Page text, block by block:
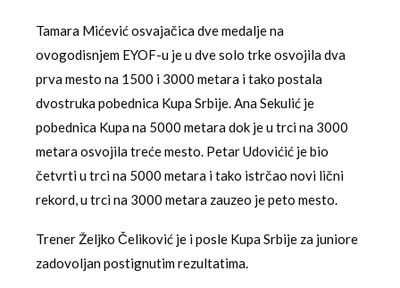
Tamara Mićević osvajačica dve medalje na
ovogodisnjem EYOF-u je u dve solo trke osvojila dva
prva mesto na 1500 i 3000 metara i tako postala
dvostruka pobednica Kupa Srbije. Ana Sekulić je
pobednica Kupa na 5000 metara dok je u trci na 3000
metara osvojila treće mesto. Petar Udovićić je bio
četvrti u trci na 5000 metara i tako istrčao novi lični
rekord, u trci na 3000 metara zauzeo je peto mesto.
Trener Željko Čeliković je i posle Kupa Srbije za juniore
zadovoljan postignutim rezultatima.